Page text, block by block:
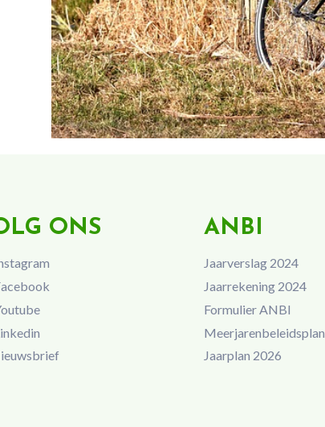
ONS ANBI
Jaarverslag 2024
Jaarrekening 2024
Formulier ANBI
Meerjarenbeleidsplan
Jaarplan 2026